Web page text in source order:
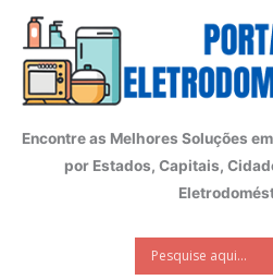
conteúdo
Encontre as Melhores Soluções
por Estados, Capitais,